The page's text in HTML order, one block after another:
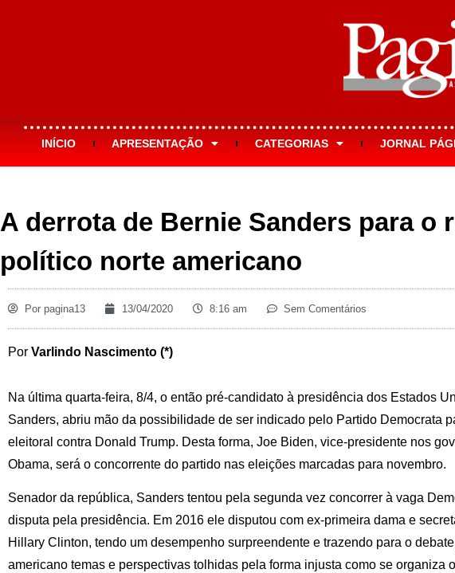
INÍCIO APRESENTAÇÃO CATEGORIAS JORNAL
A derrota de Bernie Sanders para o
político norte americano
Por pagina13 13/04/2020 8:16 am Sem Comentários
Por Varlindo Nascimento (*)
Na última quarta-feira, 8/4, o então pré-candidato à presidência dos Estados
Sanders, abriu mão da possibilidade de ser indicado pelo Partido Democrata
eleitoral contra Donald Trump. Desta forma, Joe Biden, vice-presidente nos
Obama, será o concorrente do partido nas eleições marcadas para novembro.
Senador da república, Sanders tentou pela segunda vez concorrer à vaga
disputa pela presidência. Em 2016 ele disputou com ex-primeira dama e
Hillary Clinton, tendo um desempenho surpreendente e trazendo para o
americano temas e perspectivas tolhidas pela forma injusta como se organiza